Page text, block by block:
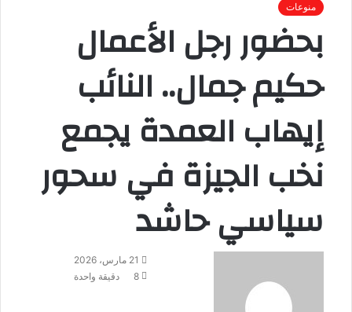
منوعات
بحضور رجل الأعمال
حكيم جمال.. النائب
إيهاب العمدة يجمع
نخب الجيزة في سحور
سياسي حاشد
21 مارس، 2026
8
دقيقة واحدة